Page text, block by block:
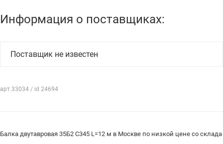
Информация о поставщиках:
Поставщик не известен
арт.33034 / id 24694
Балка двутавровая 35Б2 С345 L=12 м в Москве по низкой цене со склада